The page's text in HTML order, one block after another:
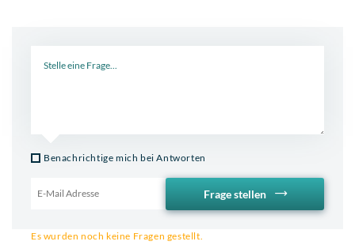
Benachrichtige mich bei Antworten
Frage stellen
Es wurden noch keine Fragen gestellt.